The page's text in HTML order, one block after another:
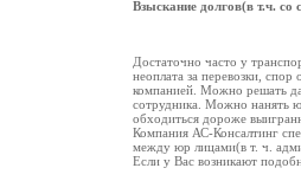
Взыскание долгов(в т.ч. со
Достаточно часто у
неоплата за перевозки,
компанией. Можно решать
сотрудника. Можно нанять
обходиться дороже
Компания АС-Консалтинг
между юр лицами(в т. ч.
Если у Вас возникают